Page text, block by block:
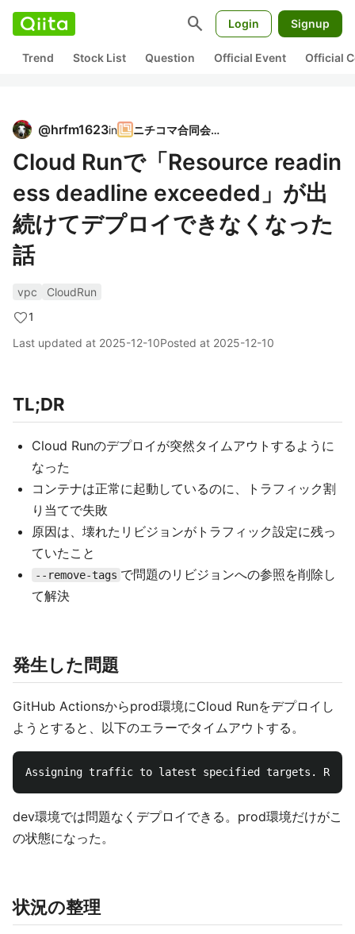
search Login Signup
Trend Stock List Question Official Event Official
@hrfm1623in ニチコマ合同会社
Cloud Runで「Resource readin
ess deadline exceeded」が出
続けてデプロイできなくなった
話
vpc
CloudRun
1
Last updated at 2025-12-10Posted at 2025-12-10
TL;DR
Cloud Runのデプロイが突然タイムアウトするように
なった
コンテナは正常に起動しているのに、トラフィック割
り当てで失敗
原因は、壊れたリビジョンがトラフィック設定に残っ
ていたこと
--remove-tags で問題のリビジョンへの参照を削除し
て解決
発生した問題
GitHub Actionsからprod環境にCloud Runをデプロイし
ようとすると、以下のエラーでタイムアウトする。
dev環境では問題なくデプロイできる。prod環境だけがこ
の状態になった。
状況の整理